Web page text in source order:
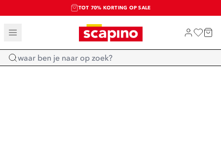
TOT 70% KORTING OP SALE
SALE: LAATSTE KANS!
SHOP NIEUW
Home